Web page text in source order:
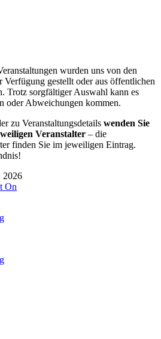
wurden uns von den
Verfügung gestellt oder aus öffentlichen
Trotz sorgfältiger Auswahl kann es
oder Abweichungen kommen.
zu Veranstaltungsdetails wenden Sie
Veranstalter – die
finden Sie im jeweiligen Eintrag.
2026
On